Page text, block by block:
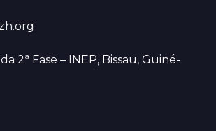
2ª Fase – INEP, Bissau, Guiné-